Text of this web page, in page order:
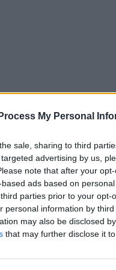
My Personal
sale, sharing to third
advertising by us,
note that after your
ads based on
parties prior to your
personal information by
may also be disclosed
that may further disclose it